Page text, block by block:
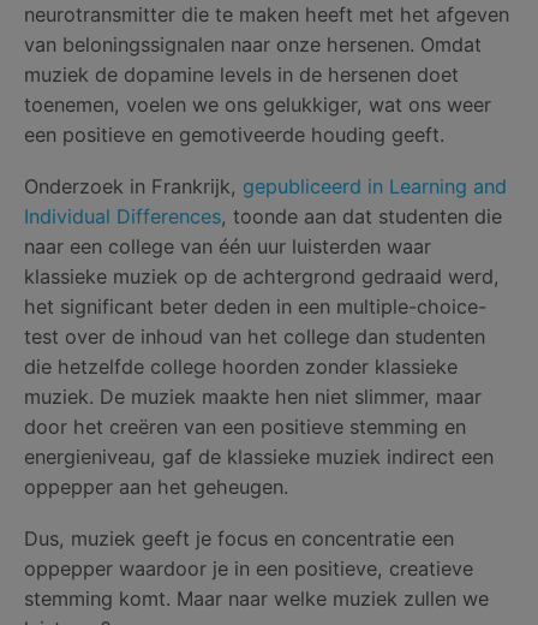
neurotransmitter die te maken heeft met het afgeven
van beloningssignalen naar onze hersenen. Omdat
muziek de dopamine levels in de hersenen doet
toenemen, voelen we ons gelukkiger, wat ons weer
een positieve en gemotiveerde houding geeft.
Onderzoek in Frankrijk, gepubliceerd in Learning and
Individual Differences, toonde aan dat studenten die
naar een college van één uur luisterden waar
klassieke muziek op de achtergrond gedraaid werd,
het significant beter deden in een multiple-choice-
test over de inhoud van het college dan studenten
die hetzelfde college hoorden zonder klassieke
muziek. De muziek maakte hen niet slimmer, maar
door het creëren van een positieve stemming en
energieniveau, gaf de klassieke muziek indirect een
oppepper aan het geheugen.
Dus, muziek geeft je focus en concentratie een
oppepper waardoor je in een positieve, creatieve
stemming komt. Maar naar welke muziek zullen we